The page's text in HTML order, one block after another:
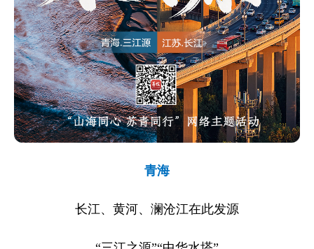
青海
长江、黄河、澜沧江在此发源